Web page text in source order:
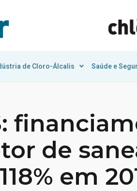
de Cloro-Álcalis Saúde e
de
em